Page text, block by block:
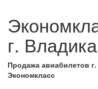
г.
Продажа авиабилетов
Экономкласс